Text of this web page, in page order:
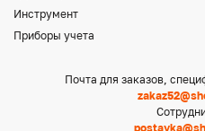
Инструмент
Приборы учета
Почта для заказов,